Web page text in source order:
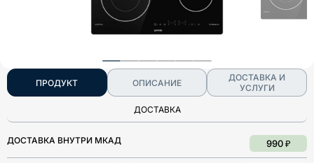
ПРОДУКТ ОПИСАНИЕ
ДОСТАВКА И
УСЛУГИ
ДОСТАВКА
ДОСТАВКА ВНУТРИ МКАД 990 ₽